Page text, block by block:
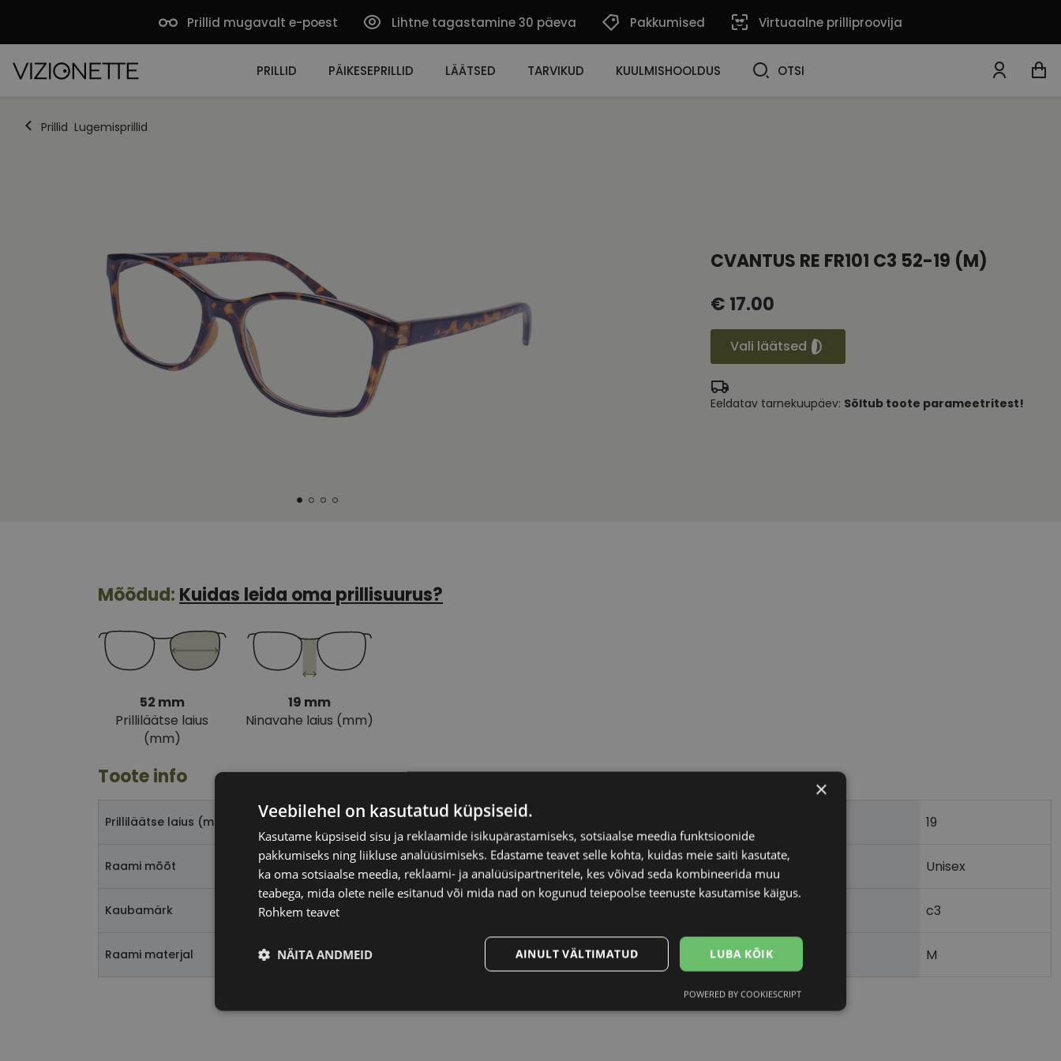
Prillid mugavalt e-poest Lihtne tagastamine 30 päeva Pakkumised Virtuaalne prilliproovija
PRILLID PÄIKESEPRILLID LÄÄTSED TARVIKUD KUULMISHOOLDUS OTSI
Prillid Lugemisprillid
CVANTUS RE FR101 C3 52-19 (M)
€ 17.00
Vali läätsed
Eeldatav tarnekuupäev: Sõltub toote parameetritest!
Mõõdud: Kuidas leida oma prillisuurus?
52 mm
Prilliläätse laius
(mm)
19 mm
Ninavahe laius (mm)
Toote info
Prilliläätse laius (mm) 52
Raami mõõt 52-19
Kaubamärk
Raami materjal
19
Kliendirühm Unisex
c3
Suurus M
×
Veebilehel on kasutatud küpsiseid.
Kasutame küpsiseid sisu ja reklaamide isikupärastamiseks, sotsiaalse meedia funktsioonide
pakkumiseks ning liikluse analüüsimiseks. Edastame teavet selle kohta, kuidas meie saiti kasutate,
ka oma sotsiaalse meedia, reklaami- ja analüüsipartneritele, kes võivad seda kombineerida muu
teabega, mida olete neile esitanud või mida nad on kogunud teiepoolse teenuste kasutamise käigus.
Rohkem teavet
LUBA KÕIK
AINULT VÄLTIMATUD
NÄITA ANDMEID
Eelistused
POWERED BY COOKIESCRIPT